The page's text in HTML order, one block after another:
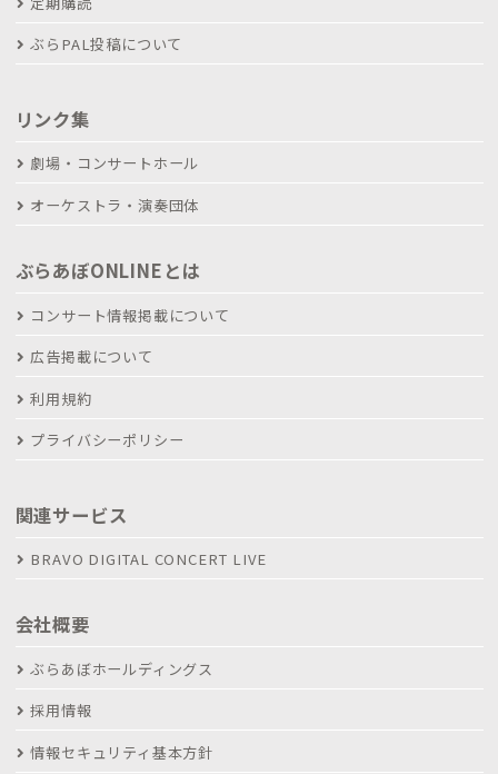
ぶらPAL投稿について
リンク集
劇場・コンサートホール
オーケストラ・演奏団体
ぶらあぼONLINEとは
コンサート情報掲載について
広告掲載について
利用規約
プライバシーポリシー
関連サービス
BRAVO DIGITAL CONCERT LIVE
会社概要
ぶらあぼホールディングス
採用情報
情報セキュリティ基本方針